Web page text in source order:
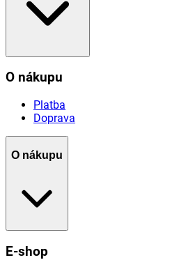
O nákupu
Platba
Doprava
O nákupu
E-shop